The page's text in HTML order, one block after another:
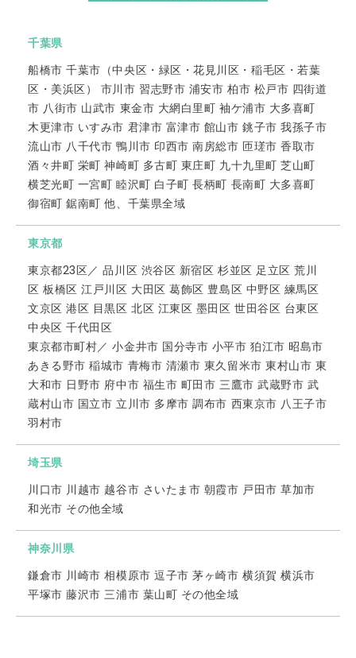
千葉県
船橋市 千葉市（中央区・緑区・花見川区・稲毛区・若葉
区・美浜区） 市川市 習志野市 浦安市 柏市 松戸市 四街道
市 八街市 山武市 東金市 大網白里町 袖ケ浦市 大多喜町
木更津市 いすみ市 君津市 富津市 館山市 銚子市 我孫子市
流山市 八千代市 鴨川市 印西市 南房総市 匝瑳市 香取市
酒々井町 栄町 神崎町 多古町 東庄町 九十九里町 芝山町
横芝光町 一宮町 睦沢町 白子町 長柄町 長南町 大多喜町
御宿町 鋸南町 他、千葉県全域
東京都
東京都23区／ 品川区 渋谷区 新宿区 杉並区 足立区 荒川
区 板橋区 江戸川区 大田区 葛飾区 豊島区 中野区 練馬区
文京区 港区 目黒区 北区 江東区 墨田区 世田谷区 台東区
中央区 千代田区
東京都市町村／ 小金井市 国分寺市 小平市 狛江市 昭島市
あきる野市 稲城市 青梅市 清瀬市 東久留米市 東村山市 東
大和市 日野市 府中市 福生市 町田市 三鷹市 武蔵野市 武
蔵村山市 国立市 立川市 多摩市 調布市 西東京市 八王子市
羽村市
埼玉県
川口市 川越市 越谷市 さいたま市 朝霞市 戸田市 草加市
和光市 その他全域
神奈川県
鎌倉市 川崎市 相模原市 逗子市 茅ヶ崎市 横須賀 横浜市
平塚市 藤沢市 三浦市 葉山町 その他全域